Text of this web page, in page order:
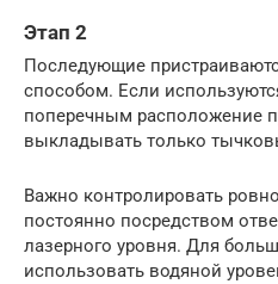
Этап 2
Последующие
способом. Если
поперечным расположение
выкладывать только
Важно контролировать
постоянно посредством
лазерного уровня. Для
использовать водяной